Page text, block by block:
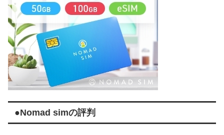
●Nomad simの評判